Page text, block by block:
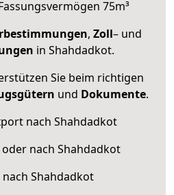
75m³
, Zoll– und
in Shahdadkot.
Sie beim richtigen
und Dokumente.
nach Shahdadkot
nach Shahdadkot
nach Shahdadkot